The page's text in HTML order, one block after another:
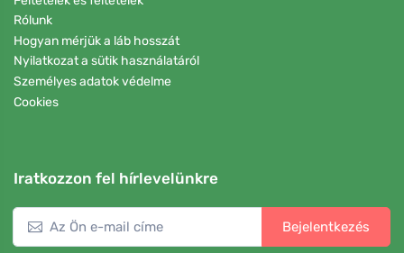
Rólunk
Hogyan mérjük a láb hosszát
Nyilatkozat a sütik használatáról
Személyes adatok védelme
Cookies
Iratkozzon fel hírlevelünkre
Bejelentkezés